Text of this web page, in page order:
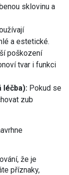
sklovinu a
a estetické.
poškození
tvar i funkci
léčba): Pokud se
zub
že je
příznaky,